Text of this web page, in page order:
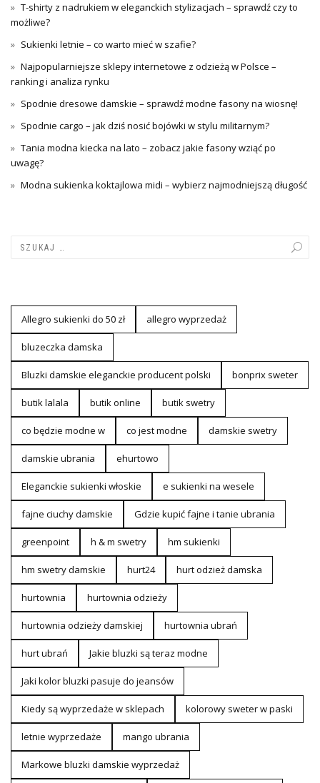
T-shirty z nadrukiem w eleganckich stylizacjach – sprawdź czy to
możliwe?
Sukienki letnie – co warto mieć w szafie?
Najpopularniejsze sklepy internetowe z odzieżą w Polsce –
ranking i analiza rynku
Spodnie dresowe damskie – sprawdź modne fasony na wiosnę!
Spodnie cargo – jak dziś nosić bojówki w stylu militarnym?
Tania modna kiecka na lato – zobacz jakie fasony wziąć po
uwagę?
Modna sukienka koktajlowa midi – wybierz najmodniejszą długość
Allegro sukienki do 50 zł allegro wyprzedaż
bluzeczka damska
Bluzki damskie eleganckie producent polski bonprix sweter
butik lalala butik online butik swetry
co będzie modne w co jest modne damskie swetry
damskie ubrania ehurtowo
Eleganckie sukienki włoskie e sukienki na wesele
fajne ciuchy damskie Gdzie kupić fajne i tanie ubrania
greenpoint h & m swetry hm sukienki
hm swetry damskie hurt24 hurt odzież damska
hurtownia hurtownia odzieży
hurtownia odzieży damskiej hurtownia ubrań
hurt ubrań Jakie bluzki są teraz modne
Jaki kolor bluzki pasuje do jeansów
Kiedy są wyprzedaże w sklepach kolorowy sweter w paski
letnie wyprzedaże mango ubrania
Markowe bluzki damskie wyprzedaż